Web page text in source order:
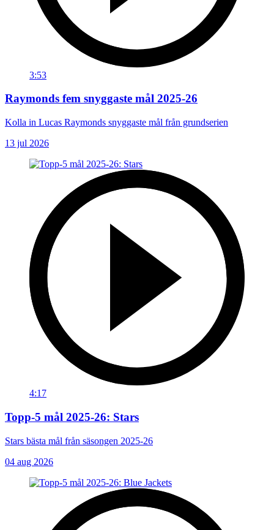
3:53
Raymonds fem snyggaste mål 2025-26
Kolla in Lucas Raymonds snyggaste mål från grundserien
13 jul 2026
4:17
Topp-5 mål 2025-26: Stars
Stars bästa mål från säsongen 2025-26
04 aug 2026